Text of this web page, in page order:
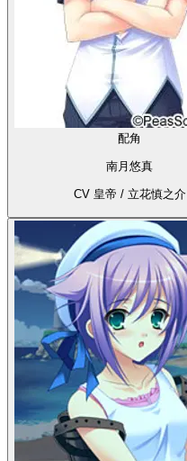
配角
南月悠真
CV 皇帝 / 立花慎之介